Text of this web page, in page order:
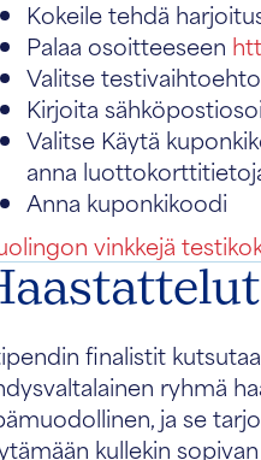
Kokeile tehdä
Palaa osoitteeseen
Valitse
Kirjoita
Valitse Käytä
anna
Anna kuponkikoodi
vinkkejä
finalistit
ryhmä
ja se
kullekin